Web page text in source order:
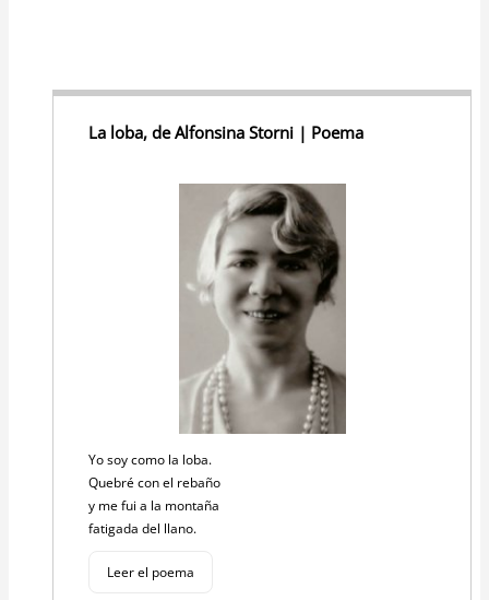
La loba, de Alfonsina Storni | Poema
Yo soy como la loba.
Quebré con el rebaño
y me fui a la montaña
fatigada del llano.
Leer el poema